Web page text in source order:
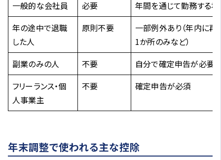
一般的な会社員 必要
年間を通じて勤務する
年の途中で退職
した人
原則不要
一部例外あり（年内に
1か所のみなど）
副業のみの人
不要
自分で確定申告が必要
フリーランス・個
人事業主
不要 確定申告が必須
年末調整で使われる主な控除